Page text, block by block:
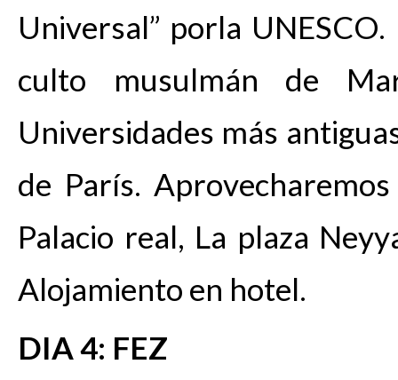
Universal” porla
culto musulmán de
Universidades más
de París.
Palacio real, La plaza
Alojamiento en hotel.
DIA 4: FEZ